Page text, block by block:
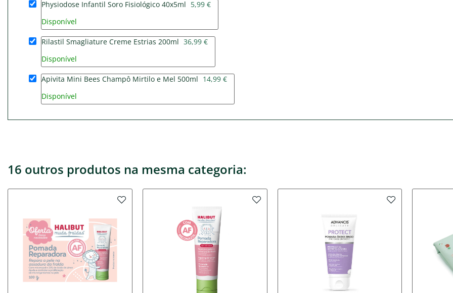
Physiodose Infantil Soro Fisiológico 40x5ml 5,99 €
Disponível
Rilastil Smagliature Creme Estrias 200ml 36,99 €
Disponível
Apivita Mini Bees Champô Mirtilo e Mel 500ml 14,99 €
Disponível
16 outros produtos na mesma categoria: